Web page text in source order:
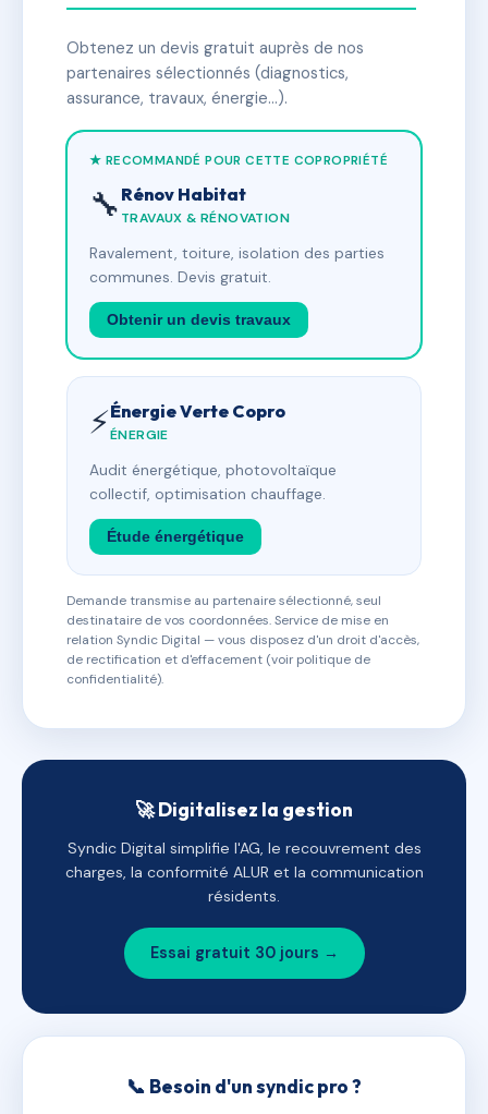
Obtenez un devis gratuit auprès de nos
partenaires sélectionnés (diagnostics,
assurance, travaux, énergie…).
★ RECOMMANDÉ POUR CETTE COPROPRIÉTÉ
🔧 Rénov Habitat
TRAVAUX & RÉNOVATION
Ravalement, toiture, isolation des parties
communes. Devis gratuit.
Obtenir un devis travaux
⚡Énergie Verte Copro
ÉNERGIE
Audit énergétique, photovoltaïque
collectif, optimisation chauffage.
Étude énergétique
Demande transmise au partenaire sélectionné, seul
destinataire de vos coordonnées. Service de mise en
relation Syndic Digital — vous disposez d'un droit d'accès,
de rectification et d'effacement (voir politique de
confidentialité).
🚀 Digitalisez la gestion
Syndic Digital simplifie l'AG, le recouvrement des
charges, la conformité ALUR et la communication
résidents.
Essai gratuit 30 jours →
📞 Besoin d'un syndic pro ?